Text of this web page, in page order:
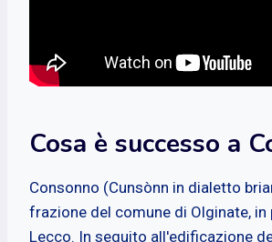
Cosa è successo a
Consonno (Cunsònn in dialetto
frazione del comune di Olginate, in
Lecco. In seguito all'edificazione